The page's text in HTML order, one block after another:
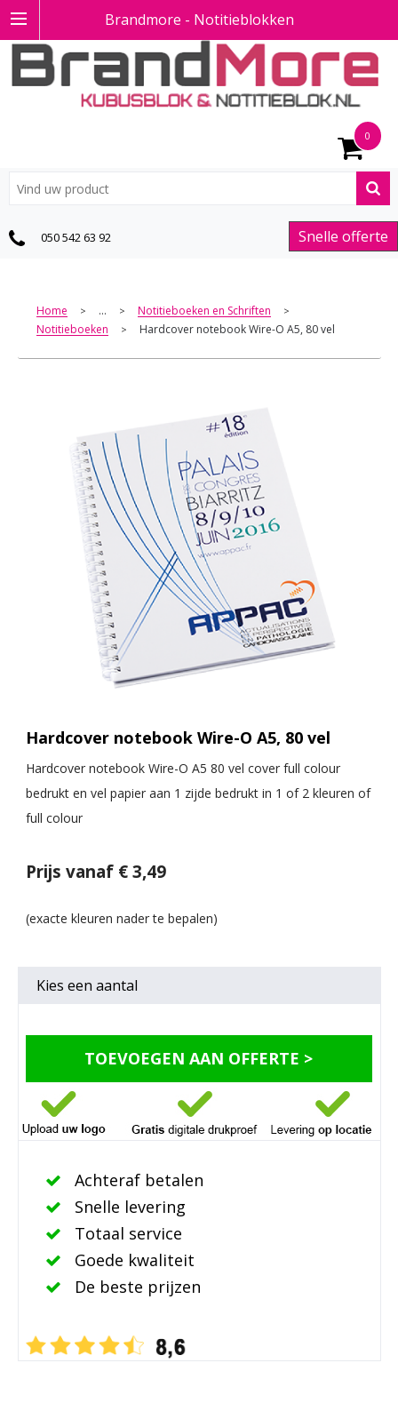
Brandmore - Notitieblokken
0
Snelle offerte
050 542 63 92
Home > ... > Notitieboeken en Schriften >
Notitieboeken > Hardcover notebook Wire-O A5, 80 vel
Hardcover notebook Wire-O A5, 80 vel
Hardcover notebook Wire-O A5 80 vel cover full colour
bedrukt en vel papier aan 1 zijde bedrukt in 1 of 2 kleuren of
full colour
Prijs vanaf € 3,49
Kies een aantal
TOEVOEGEN AAN OFFERTE >
Achteraf betalen
Snelle levering
Totaal service
Goede kwaliteit
De beste prijzen